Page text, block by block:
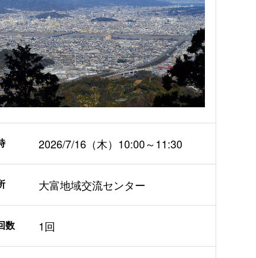
2026/7/16（木）10:00～11:30
大富地域交流センター
数 1回